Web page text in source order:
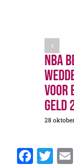
Nba
Voor
Geld
28